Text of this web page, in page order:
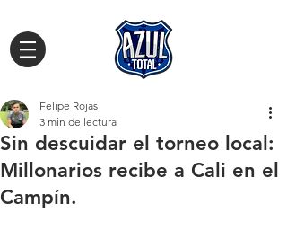
Sin descuidar el torneo local:
Millonarios recibe a Cali en el
Campín.
Felipe Rojas
3 min de lectura